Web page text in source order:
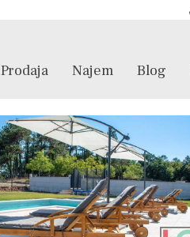
Prodaja Najem Blog